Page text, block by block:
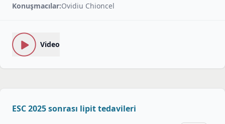
Konuşmacılar:Ovidiu Chioncel
Video
ESC 2025 sonrası lipit tedavileri